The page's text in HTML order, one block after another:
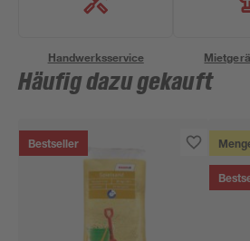
Handwerksservice
Häufig dazu gekauft
Bestseller